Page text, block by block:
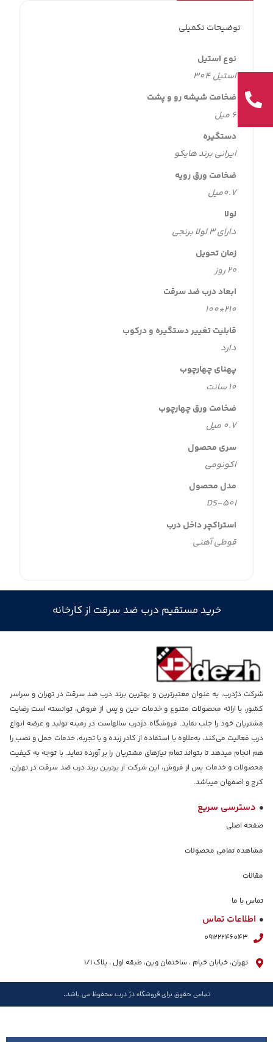
توضیحات تکمیلی
نوع استیل
استیل 304
ضخامت شیشه رو و پشت
۶ میل
دستگیره
ایرانی برند هایکو
ضخامت ورق رویه
0.7میل
لولا
دارای ۳ لولا برنجی
زمان تحویل
۲۰ روز
ابعاد درب ضد سرقت
210*100
قابلیت تغییر دستگیره و درکوب
دارد
پهنای چهارچوب
۱0 سانت
ضخامت ورق چهارچوب
0.7 میل
سری محصول
اکونومی
مدل محصول
DS-501
استراکچر داخل درب
قوطی آهنی
خرید مستقیم درب ضد سرقت از کارخانه
شرکت دژدرب، به عنوان معتبرترین و بهترین برند درب ضد سرقت در تهران و سراسر
کشور، با ارائه محصولات متنوع و خدمات حین و پس از فروش، توانسته است رضایت
مشتریان خود را جلب نماید. فروشگاه دژدرب سالهاست در زمینه تولید و عرضه انواع
درب فعالیت می‌کند، به‌علاوه با استفاده از کادر زبده و با تجربه، خدمات حمل و نصب را
هم انجام میدهد تا بتواند تمام نیازهای مشتریان را بر آورده نماید. با توجه به کیفیت
محصولات و خدمات پس از فروش، این شرکت از برترین برند درب ضد سرقت در تهران،
کرج و اصفهان میباشد.
دسترسی سریع
صفحه اصلی
مشاهده تمامی محصولات
مقالات
تماس با ما
اطلاعات تماس
09122246043
تهران، خیابان خیام ، ساختمان وین، طبقه اول ، پلاک ١/١
تمامی حقوق برای فروشگاه دژ درب محفوظ می باشد.